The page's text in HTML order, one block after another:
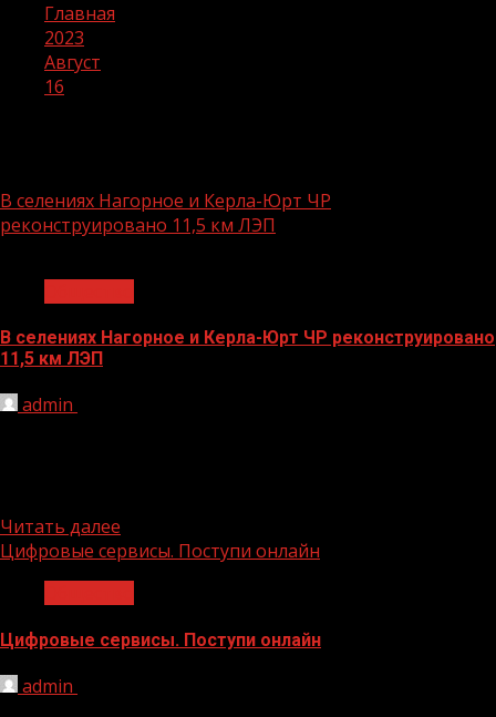
Главная
2023
Август
16
В селениях Нагорное и Керла-Юрт ЧР
реконструировано 11,5 км ЛЭП
В селениях Нагорное и Керла-Юрт ЧР реконструировано
11,5 км ЛЭП
admin
Читать далее
Цифровые сервисы. Поступи онлайн
Цифровые сервисы. Поступи онлайн
admin